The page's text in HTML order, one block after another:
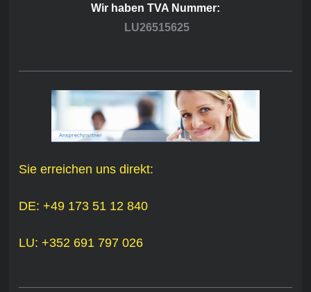
Wir haben TVA Nummer:
LU26515625
Sie erreichen uns direkt:
DE: +49 173 51 12 840
LU: +352 691 797 026